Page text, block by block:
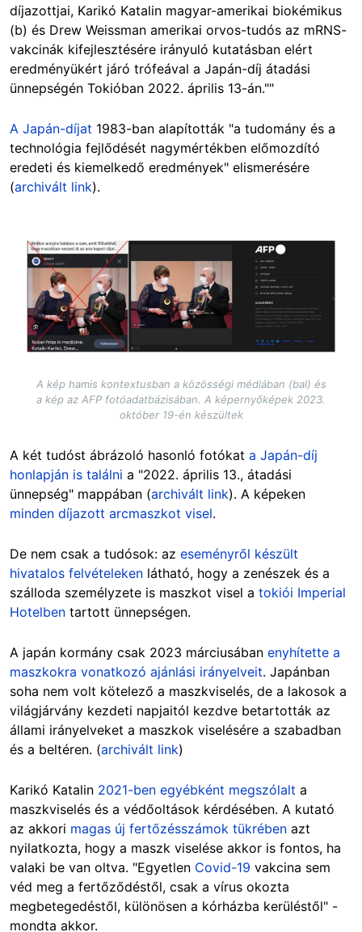
díjazottjai, Karikó Katalin magyar-amerikai biokémikus
(b) és Drew Weissman amerikai orvos-tudós az mRNS-
vakcinák kifejlesztésére irányuló kutatásban elért
eredményükért járó trófeával a Japán-díj átadási
ünnepségén Tokióban 2022. április 13-án.""
A Japán-díjat 1983-ban alapították "a tudomány és a
technológia fejlődését nagymértékben előmozdító
eredeti és kiemelkedő eredmények" elismerésére
(archivált link).
Image
A kép hamis kontextusban a közösségi médiában (bal) és
a kép az AFP fotóadatbázisában. A képernyőképek 2023.
október 19-én készültek
A két tudóst ábrázoló hasonló fotókat a Japán-díj
honlapján is találni a "2022. április 13., átadási
ünnepség" mappában (archivált link). A képeken
minden díjazott arcmaszkot visel.
De nem csak a tudósok: az eseményről készült
hivatalos felvételeken látható, hogy a zenészek és a
szálloda személyzete is maszkot visel a tokiói Imperial
Hotelben tartott ünnepségen.
A japán kormány csak 2023 márciusában enyhítette a
maszkokra vonatkozó ajánlási irányelveit. Japánban
soha nem volt kötelező a maszkviselés, de a lakosok a
világjárvány kezdeti napjaitól kezdve betartották az
állami irányelveket a maszkok viselésére a szabadban
és a beltéren. (archivált link)
Karikó Katalin 2021-ben egyébként megszólalt a
maszkviselés és a védőoltások kérdésében. A kutató
az akkori magas új fertőzésszámok tükrében azt
nyilatkozta, hogy a maszk viselése akkor is fontos, ha
valaki be van oltva. "Egyetlen Covid-19 vakcina sem
véd meg a fertőződéstől, csak a vírus okozta
megbetegedéstől, különösen a kórházba kerüléstől" -
mondta akkor.